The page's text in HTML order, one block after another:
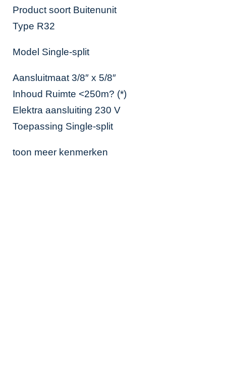
Product soort Buitenunit
Type R32
Model Single-split
Aansluitmaat 3/8″ x 5/8″
Inhoud Ruimte <250m? (*)
Elektra aansluiting 230 V
Toepassing Single-split
toon meer kenmerken